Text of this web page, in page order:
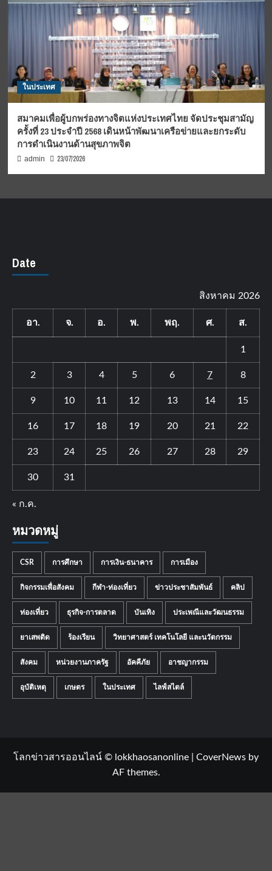
ในประเทศ
สมาคมเพื่อผู้บกพร่องทางจิตแห่งประเทศไทย จัดประชุมสามัญ
ครั้งที่ 23 ประจำปี 2568 เดินหน้าพัฒนาเครือข่ายและยกระดับ
การดำเนินงานด้านสุขภาพจิต
admin 23/07/2026
Date
สิงหาคม 2026
อา. จ. อ. พ. พฤ. ศ. ส.
1
2 3 4 5 6 7 8
9 10 11 12 13 14 15
16 17 18 19 20 21 22
23 24 25 26 27 28 29
30 31
« ก.ค.
หมวดหมู่
CSR การศึกษา การเงิน-ธนาคาร การเมือง
กิจกรรมเพื่อสังคม กีฬา-ท่องเที่ยว ข่าวประชาสัมพันธ์ คลิป
ท่องเที่ยว ธุรกิจ-การตลาด บันเทิง ประเพณีและวัฒนธรรม
ยาเสพติด ร้องเรียน วิทยาศาสตร์ เทคโนโลยี และนวัตกรรม
สังคม หน่วยงานภาครัฐ อัคคีภัย อาชญากรรม
อุบัติเหตุ เกษตร ในประเทศ ไลฟ์สไตล์
โลกข่าวสารออนไลน์ © lokkhaosanonline CoverNews by
AF themes.